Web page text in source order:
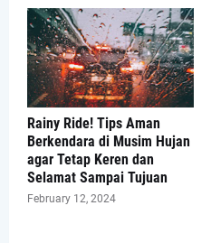
Rainy Ride! Tips Aman
Berkendara di Musim Hujan
agar Tetap Keren dan
Selamat Sampai Tujuan
February 12, 2024